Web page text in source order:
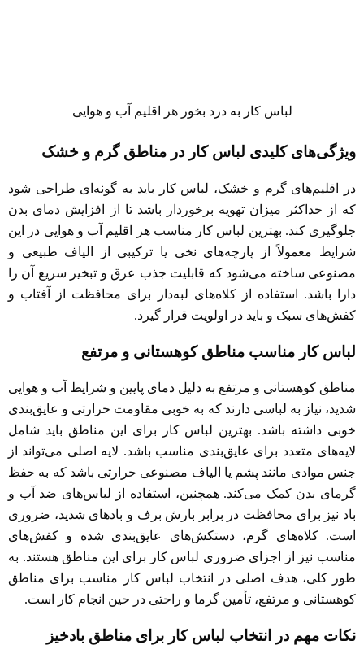
لباس‌ کار‌ به درد بخور هر اقلیم‌ آب و هوایی‌
ویژگی‌های کلیدی لباس کار در مناطق گرم و خشک
در اقلیم‌های گرم و خشک، لباس کار باید به گونه‌ای طراحی شود
که از حداکثر میزان تهویه برخوردار باشد تا از افزایش دمای بدن
جلوگیری کند. بهترین لباس کار مناسب هر اقلیم آب و هوایی در این
شرایط معمولاً از پارچه‌های نخی یا ترکیبی از الیاف طبیعی و
مصنوعی ساخته می‌شود که قابلیت جذب عرق و تبخیر سریع آن را
دارا باشد. استفاده از کلاه‌های لبه‌دار برای محافظت از آفتاب و
کفش‌های سبک و باید در اولویت قرار گیرد.
لباس کار مناسب مناطق کوهستانی و مرتفع
مناطق کوهستانی و مرتفع به دلیل دمای پایین و شرایط آب و هوایی
شدید، نیاز به لباسی دارند که به خوبی مقاومت حرارتی و عایق‌بندی
خوبی داشته باشد. بهترین لباس کار برای این مناطق باید شامل
لایه‌های متعدد برای عایق‌بندی مناسب باشد. لایه اصلی می‌تواند از
جنس موادی مانند پشم یا الیاف مصنوعی حرارتی باشد که به حفظ
گرمای بدن کمک می‌کند. همچنین، استفاده از لباس‌های ضد آب و
باد نیز برای محافظت در برابر بارش برف و بادهای شدید، ضروری
است. کلاه‌های گرم، دستکش‌های عایق‌بندی شده و کفش‌های
مناسب نیز از اجزای ضروری لباس کار برای این مناطق هستند. به
طور کلی، هدف اصلی در انتخاب لباس کار مناسب برای مناطق
کوهستانی و مرتفع، تأمین گرما و راحتی در حین انجام کار است.
نکات مهم در انتخاب لباس کار برای مناطق بادخیز